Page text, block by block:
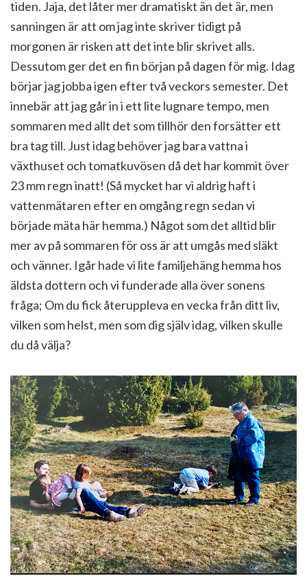
tiden. Jaja, det låter mer dramatiskt än det är, men
sanningen är att om jag inte skriver tidigt på
morgonen är risken att det inte blir skrivet alls.
Dessutom ger det en fin början på dagen för mig. Idag
börjar jag jobba igen efter två veckors semester. Det
innebär att jag går in i ett lite lugnare tempo, men
sommaren med allt det som tillhör den forsätter ett
bra tag till. Just idag behöver jag bara vattna i
växthuset och tomatkuvösen då det har kommit över
23 mm regn inatt! (Så mycket har vi aldrig haft i
vattenmätaren efter en omgång regn sedan vi
började mäta här hemma.) Något som det alltid blir
mer av på sommaren för oss är att umgås med släkt
och vänner. Igår hade vi lite familjehäng hemma hos
äldsta dottern och vi funderade alla över sonens
fråga; Om du fick återuppleva en vecka från ditt liv,
vilken som helst, men som dig själv idag, vilken skulle
du då välja?